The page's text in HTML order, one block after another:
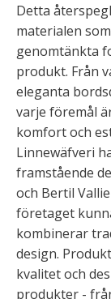
Detta
materialen
genomtänkta
produkt. Från
eleganta
varje föremål
komfort och
Linnewäfveri
framstående
och Bertil
företaget
kombinerar
design.
kvalitet och
produkter -